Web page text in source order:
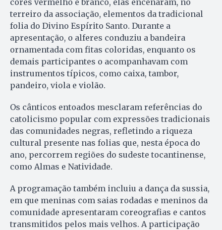
terreiro da associação, elementos da tradicional
folia do Divino Espírito Santo. Durante a
apresentação, o alferes conduziu a bandeira
ornamentada com fitas coloridas, enquanto os
demais participantes o acompanhavam com
instrumentos típicos, como caixa, tambor,
pandeiro, viola e violão.
Os cânticos entoados mesclaram referências do
catolicismo popular com expressões tradicionais
das comunidades negras, refletindo a riqueza
cultural presente nas folias que, nesta época do
ano, percorrem regiões do sudeste tocantinense,
como Almas e Natividade.
A programação também incluiu a dança da sussia,
em que meninas com saias rodadas e meninos da
comunidade apresentaram coreografias e cantos
transmitidos pelos mais velhos. A participação